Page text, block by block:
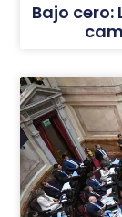
Bajo cero: